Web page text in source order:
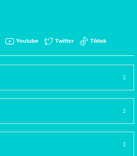
Youtube Twitter Tiktok